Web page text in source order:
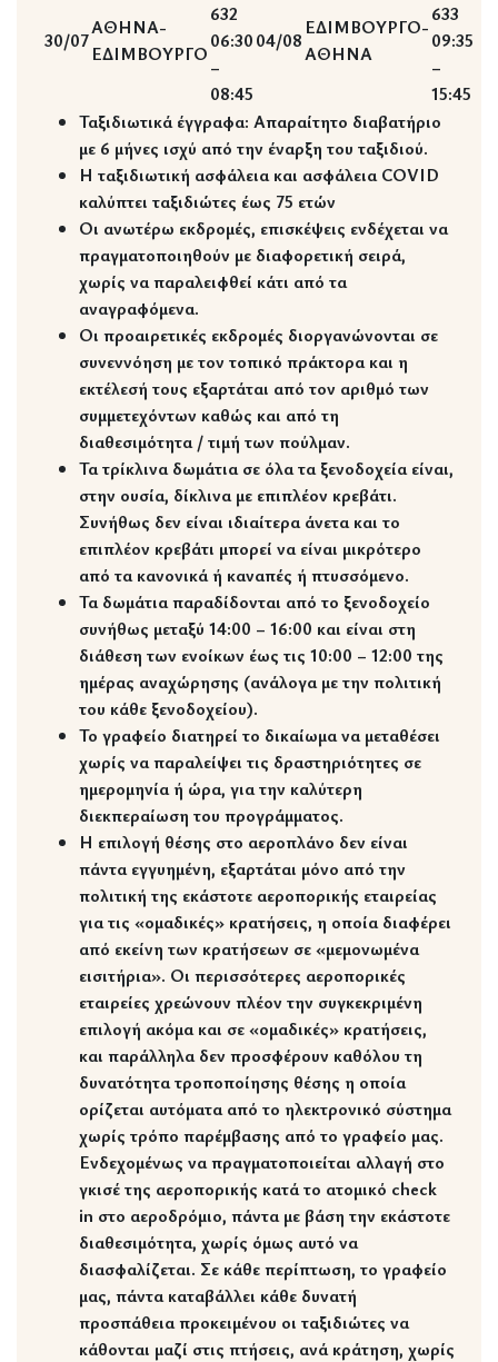
30/07
ΑΘΗΝΑ-
ΕΔΙΜΒΟΥΡΓΟ
632
06:30
–
08:45
04/08
ΕΔΙΜΒΟΥΡΓΟ-
ΑΘΗΝΑ
633
09:35
–
15:45
Ταξιδιωτικά έγγραφα: Απαραίτητο διαβατήριο
με 6 μήνες ισχύ από την έναρξη του ταξιδιού.
Η ταξιδιωτική ασφάλεια και ασφάλεια COVID
καλύπτει ταξιδιώτες έως 75 ετών
Οι ανωτέρω εκδρομές, επισκέψεις ενδέχεται να
πραγματοποιηθούν με διαφορετική σειρά,
χωρίς να παραλειφθεί κάτι από τα
αναγραφόμενα.
Οι προαιρετικές εκδρομές διοργανώνονται σε
συνεννόηση με τον τοπικό πράκτορα και η
εκτέλεσή τους εξαρτάται από τον αριθμό των
συμμετεχόντων καθώς και από τη
διαθεσιμότητα / τιμή των πούλμαν.
Τα τρίκλινα δωμάτια σε όλα τα ξενοδοχεία είναι,
στην ουσία, δίκλινα με επιπλέον κρεβάτι.
Συνήθως δεν είναι ιδιαίτερα άνετα και το
επιπλέον κρεβάτι μπορεί να είναι μικρότερο
από τα κανονικά ή καναπές ή πτυσσόμενο.
Τα δωμάτια παραδίδονται από το ξενοδοχείο
συνήθως μεταξύ 14:00 – 16:00 και είναι στη
διάθεση των ενοίκων έως τις 10:00 – 12:00 της
ημέρας αναχώρησης (ανάλογα με την πολιτική
του κάθε ξενοδοχείου).
Το γραφείο διατηρεί το δικαίωμα να μεταθέσει
χωρίς να παραλείψει τις δραστηριότητες σε
ημερομηνία ή ώρα, για την καλύτερη
διεκπεραίωση του προγράμματος.
Η επιλογή θέσης στο αεροπλάνο δεν είναι
πάντα εγγυημένη, εξαρτάται μόνο από την
πολιτική της εκάστοτε αεροπορικής εταιρείας
για τις «ομαδικές» κρατήσεις, η οποία διαφέρει
από εκείνη των κρατήσεων σε «μεμονωμένα
εισιτήρια». Οι περισσότερες αεροπορικές
εταιρείες χρεώνουν πλέον την συγκεκριμένη
επιλογή ακόμα και σε «ομαδικές» κρατήσεις,
και παράλληλα δεν προσφέρουν καθόλου τη
δυνατότητα τροποποίησης θέσης η οποία
ορίζεται αυτόματα από το ηλεκτρονικό σύστημα
χωρίς τρόπο παρέμβασης από το γραφείο μας.
Ενδεχομένως να πραγματοποιείται αλλαγή στο
γκισέ της αεροπορικής κατά το ατομικό check
in στο αεροδρόμιο, πάντα με βάση την εκάστοτε
διαθεσιμότητα, χωρίς όμως αυτό να
διασφαλίζεται. Σε κάθε περίπτωση, το γραφείο
μας, πάντα καταβάλλει κάθε δυνατή
προσπάθεια προκειμένου οι ταξιδιώτες να
κάθονται μαζί στις πτήσεις, ανά κράτηση, χωρίς